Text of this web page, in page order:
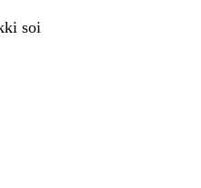
soi